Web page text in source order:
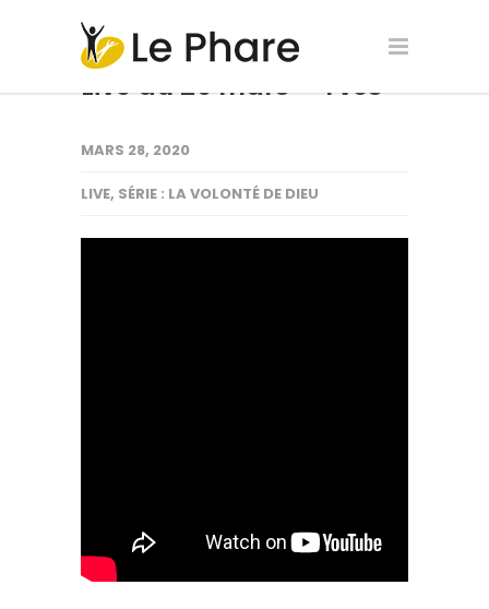
Live du 29 mars – Yves
MARS 28, 2020
LIVE, SÉRIE : LA VOLONTÉ DE DIEU